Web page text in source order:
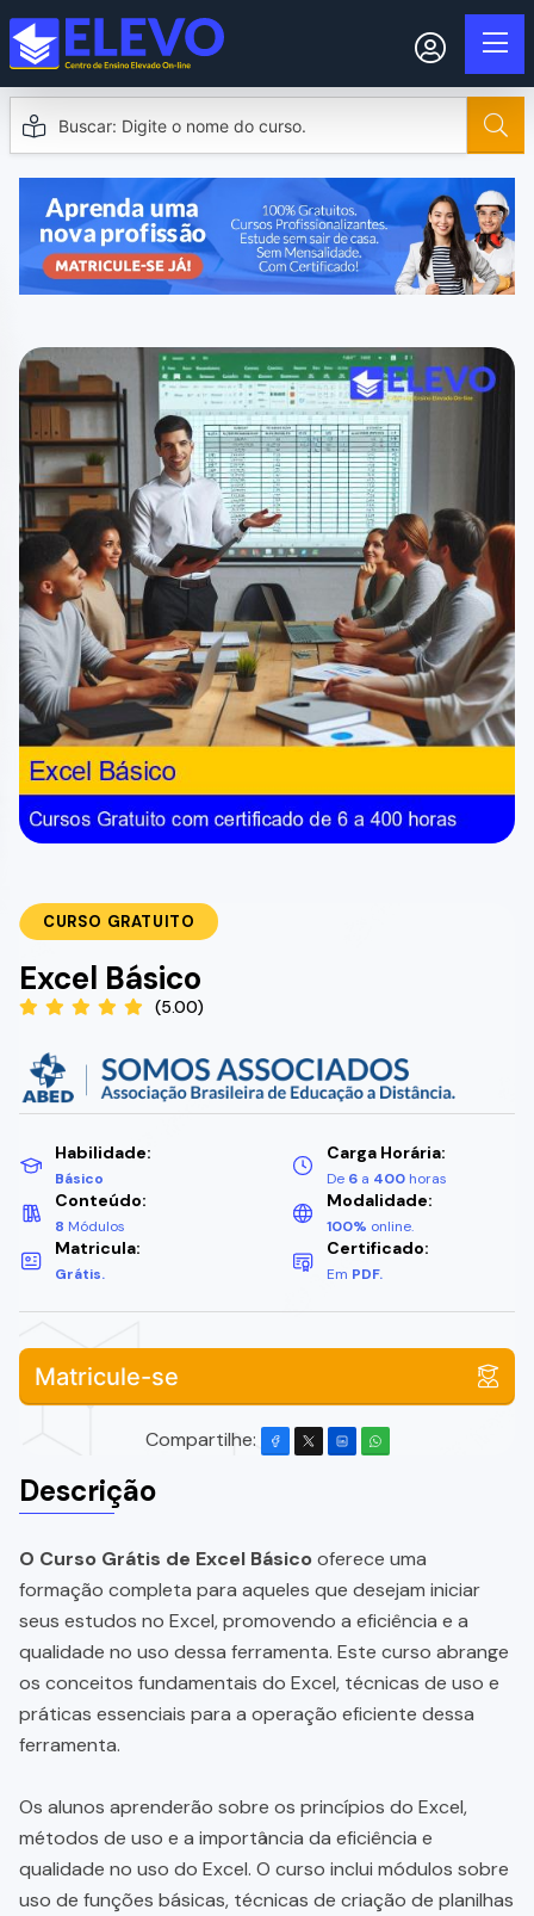
CURSO GRATUITO
Excel Básico
(5.00)
Habilidade:
Básico
Carga Horária:
De 6 a 400 horas
Conteúdo:
8 Módulos
Modalidade:
100% online.
Matricula:
Grátis.
Certificado:
Em PDF.
Matricule-se
Compartilhe:
Descrição
O Curso Grátis de Excel Básicooferece uma
formação completa para aqueles que desejam iniciar
seus estudos no Excel, promovendo a eficiência e a
qualidade no uso dessa ferramenta. Este curso abrange
os conceitos fundamentais do Excel, técnicas de uso e
práticas essenciais para a operação eficiente dessa
ferramenta.
Os alunos aprenderão sobre os princípios do Excel,
métodos de uso e a importância da eficiência e
qualidade no uso do Excel. O curso inclui módulos sobre
uso de funções básicas, técnicas de criação de planilhas